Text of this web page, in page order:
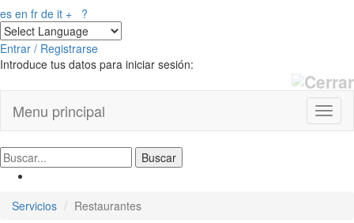
es en fr de it + ?
Entrar / Registrarse
Introduce tus datos para iniciar sesión:
Menu principal
Servicios Restaurantes